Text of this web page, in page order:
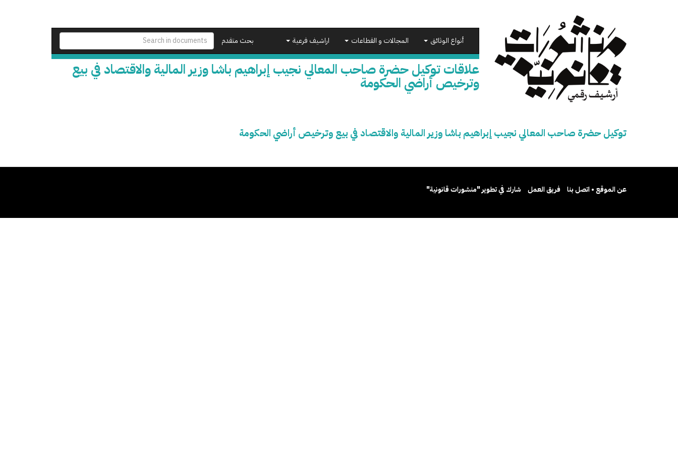
بحث متقدم أنواع الوثائق المجالات و القطاعات اراشيف فرعية
علاقات توكيل حضرة صاحب المعالي نجيب إبراهيم باشا وزير المالية والاقتصاد في بيع
وترخيص أراضي الحكومة
توكيل حضرة صاحب المعالي نجيب إبراهيم باشا وزير المالية والاقتصاد في بيع وترخيص أراضي الحكومة
عن الموقع • اتصل بنا فريق العمل شارك في تطوير "منشورات قانونية"